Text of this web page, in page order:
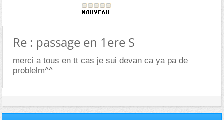
Re : passage en 1ere S
merci a tous en tt cas je sui devan ca ya pa de
problelm^^